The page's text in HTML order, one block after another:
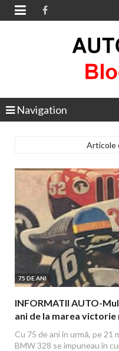

Navigation
Articole
75 DE ANI
INFORMATII AUTO-
ani de la marea
Cu 75 de ani în urmă, pe 21
BMW 328 se impuneau în